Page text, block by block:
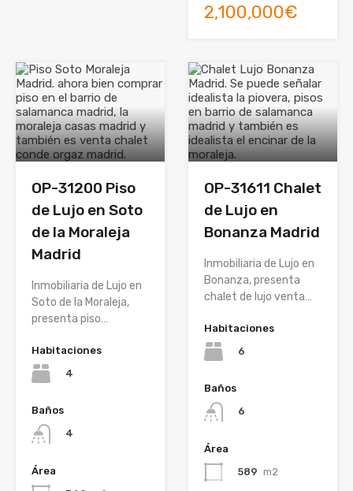
2,100,000€
OP-31200 Piso
de Lujo en Soto
de la Moraleja
Madrid
Inmobiliaria de Lujo en
Soto de la Moraleja,
presenta piso…
Habitaciones
4
Baños
4
Área
OP-31611 Chalet
de Lujo en
Bonanza Madrid
Inmobiliaria de Lujo en
Bonanza, presenta
chalet de lujo venta…
Habitaciones
6
Baños
6
Área
589 m2